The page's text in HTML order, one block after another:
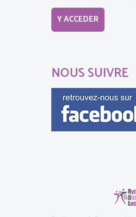
Y ACCEDER
NOUS SUIVRE